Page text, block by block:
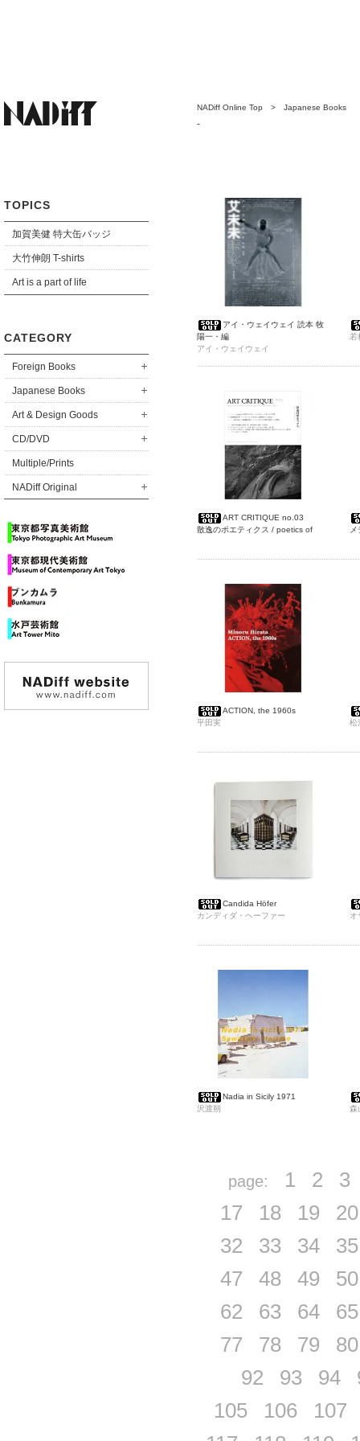
TOPICS
加賀美健 特大缶バッジ
大竹伸朗 T-shirts
Art is a part of life
CATEGORY
Foreign Books
Japanese Books
Art & Design Goods
CD/DVD
Multiple/Prints
NADiff Original
NADiff Online Top > Japanese Books
-
アイ・ウェイウェイ 読本 牧
陽一・編
アイ・ウェイウェイ
若
ART CRITIQUE no.03
散逸のポエティクス / poetics of
ACTION, the 1960s
平田実
松
Candida Höfer
カンディダ・ヘーファー
オ
Nadia in Sicily 1971
沢渡朔
森
page: 1 2
3
17
18 19
20
32
33 34
35
47
48 49
50
62
63 64
65
77
78 79
80
92
93 94
105
106
107